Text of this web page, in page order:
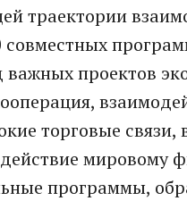
траектории
совместных
проектов
торговые связи,
мировому
программы,